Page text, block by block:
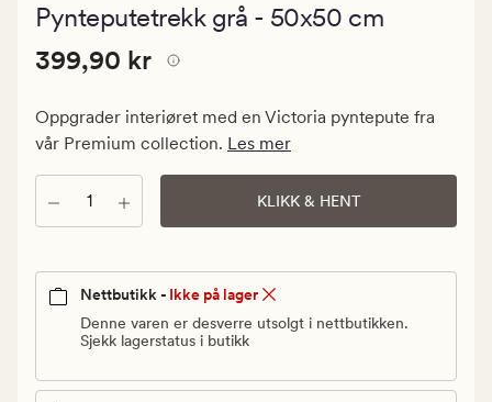
0
Pynteputetrekk grå - 50x50 cm
Pris
399,90
Vanlig
399,90
kr
Pris 399,90 kr
399,90 kr
Oppgrader interiøret med en Victoria pyntepute fra
vår Premium collection. Les mer
Antall KLIKK & HENT
Nettbutikk - Ikke på lager
Denne varen er desverre utsolgt i nettbutikken.
Sjekk lagerstatus i butikk